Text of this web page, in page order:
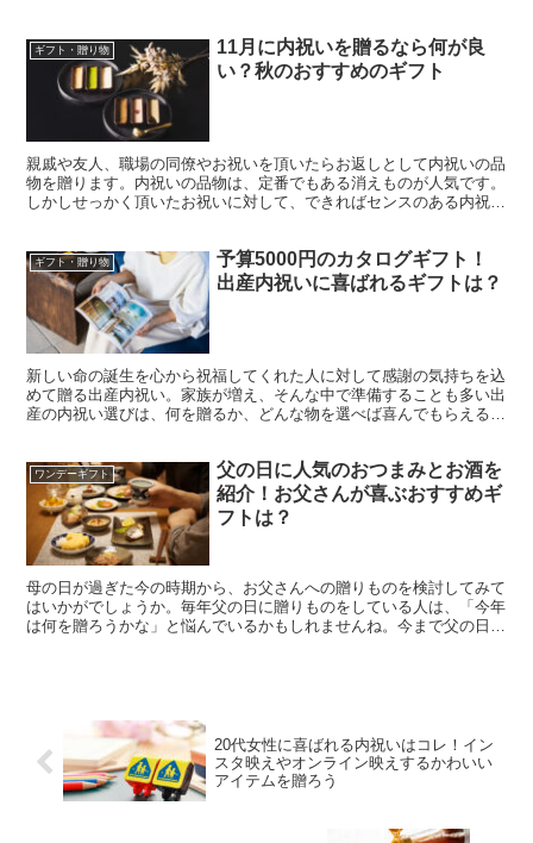
ギフト・贈り物
11月に内祝いを贈るなら何が良
い？秋のおすすめのギフト
親戚や友人、職場の同僚やお祝いを頂いたらお返しとして内祝いの品
物を贈ります。内祝いの品物は、定番でもある消えものが人気です。
しかしせっかく頂いたお祝いに対して、できればセンスのある内祝い
ギフト・贈り物
予算5000円のカタログギフト！
出産内祝いに喜ばれるギフトは？
新しい命の誕生を心から祝福してくれた人に対して感謝の気持ちを込
めて贈る出産内祝い。家族が増え、そんな中で準備することも多い出
産の内祝い選びは、何を贈るか、どんな物を選べば喜んでもらえる
ワンデーギフト
父の日に人気のおつまみとお酒を
紹介！お父さんが喜ぶおすすめギ
フトは？
母の日が過ぎた今の時期から、お父さんへの贈りものを検討してみて
はいかがでしょうか。毎年父の日に贈りものをしている人は、「今年
は何を贈ろうかな」と悩んでいるかもしれませんね。今まで父の日に
20代女性に喜ばれる内祝いはコレ！イン
スタ映えやオンライン映えするかわいい
アイテムを贈ろう